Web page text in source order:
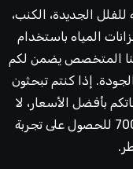
الجديدة، الكنب،
المياه باستخدام
المتخصص يضمن لكم
إذا كنتم تبحثون
بأفضل الأسعار، لا
تترددوا في الاتصال بنا اليوم على 70067311 للحصول على تجربة